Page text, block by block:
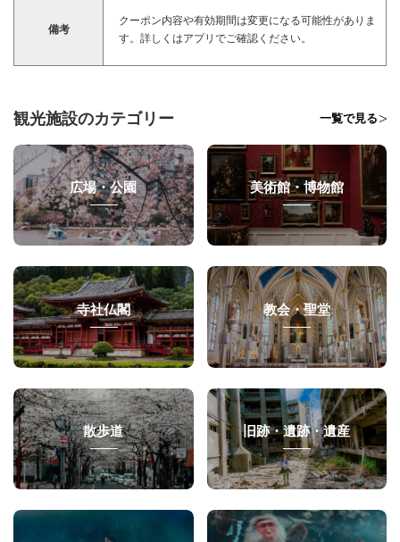
備考
クーポン内容や有効期間は変更になる可能性がありま
す。詳しくはアプリでご確認ください。
観光施設のカテゴリー 一覧で見る
広場・公園 美術館・博物館
寺社仏閣 教会・聖堂
散歩道 旧跡・遺跡・遺産